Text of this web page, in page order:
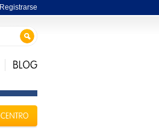
Registrarse